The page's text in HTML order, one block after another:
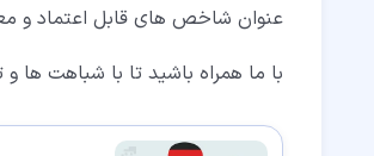
عنوان شاخص های قابل اعتماد و
با ما همراه باشید تا با شباهت ها